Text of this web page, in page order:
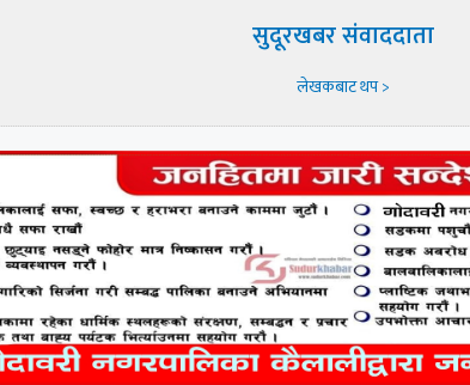
सुदूरखबर संवाददाता
लेखकबाट थप >